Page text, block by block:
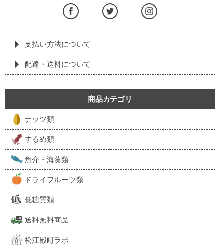
支払い方法について
配達・送料について
商品カテゴリ
ナッツ類
するめ類
魚介・海藻類
ドライフルーツ類
低糖質類
送料無料商品
松江殿町ラボ